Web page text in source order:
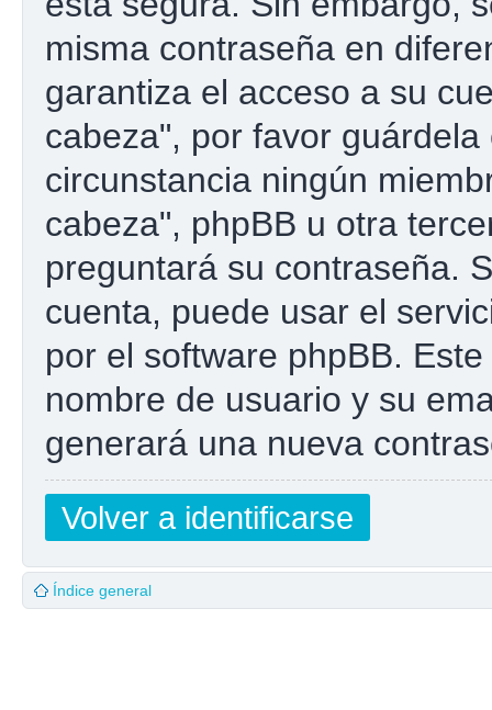
misma contraseña en
garantiza el acceso a su
cabeza", por favor
circunstancia ningún
cabeza", phpBB u otra
preguntará su contraseña.
cuenta, puede usar el
por el software phpBB.
nombre de usuario y su
generará una nueva
Volver a identificarse
Índice general